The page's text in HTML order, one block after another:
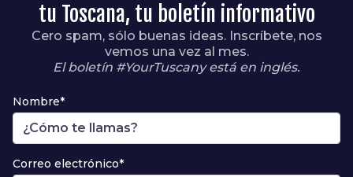
tu Toscana, tu boletín informativo
Cero spam, sólo buenas ideas. Inscríbete, nos
vemos una vez al mes.
El boletín #YourTuscany está en inglés.
Nombre*
Correo electrónico*